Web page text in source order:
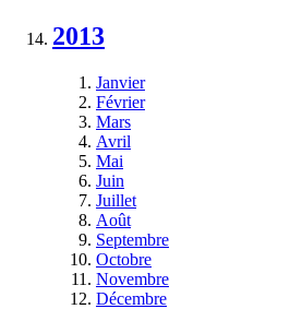
2013
Janvier
Février
Mars
Avril
Mai
Juin
Juillet
Août
Septembre
Octobre
Novembre
Décembre